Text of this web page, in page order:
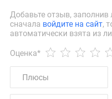
Добавьте отзыв,
сначала войдите на сайт,
автоматически взята из
Оценка*